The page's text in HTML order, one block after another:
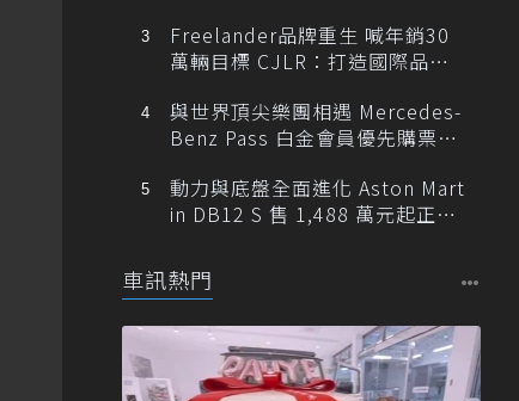
Freelander品牌重生 喊年銷30
萬輛目標 CJLR：打造國際品牌
與世界頂尖樂團相遇 Mercedes-
Benz Pass 白金會員優先購票維
動力與底盤全面進化 Aston Mart
in DB12 S 售 1,488 萬元起正式
車訊熱門